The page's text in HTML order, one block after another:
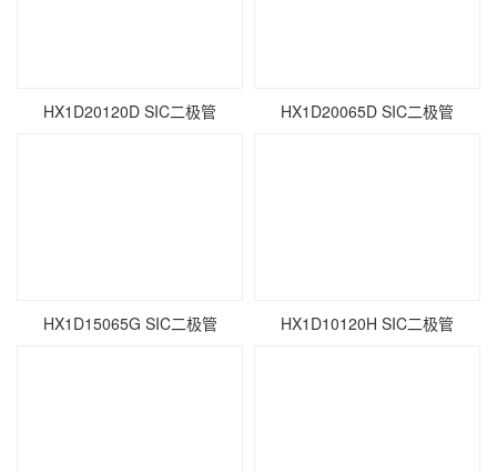
HX1D20120D SIC二极管 HX1D20065D SIC二极管
HX1D15065G SIC二极管 HX1D10120H SIC二极管